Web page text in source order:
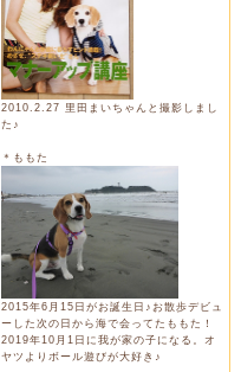
2010.2.27 里田まいちゃんと撮影しまし
た♪
＊ももた
2015年6月15日がお誕生日♪お散歩デビュ
ーした次の日から海で会ってたももた！
2019年10月1日に我が家の子になる。オ
ヤツよりボール遊びが大好き♪